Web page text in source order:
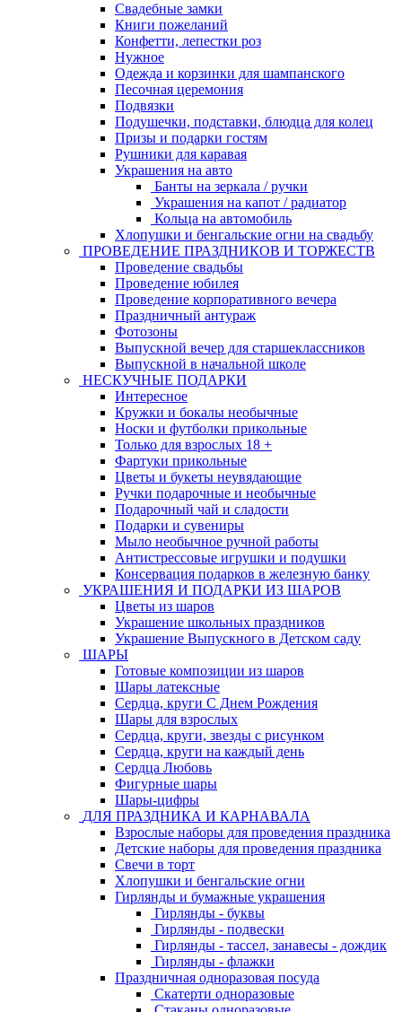
Свадебные замки
Книги пожеланий
Конфетти, лепестки роз
Нужное
Одежда и корзинки для шампанского
Песочная церемония
Подвязки
Подушечки, подставки, блюдца для колец
Призы и подарки гостям
Рушники для каравая
Украшения на авто
Банты на зеркала / ручки
Украшения на капот / радиатор
Кольца на автомобиль
Хлопушки и бенгальские огни на свадьбу
ПРОВЕДЕНИЕ ПРАЗДНИКОВ И ТОРЖЕСТВ
Проведение свадьбы
Проведение юбилея
Проведение корпоративного вечера
Праздничный антураж
Фотозоны
Выпускной вечер для старшеклассников
Выпускной в начальной школе
НЕСКУЧНЫЕ ПОДАРКИ
Интересное
Кружки и бокалы необычные
Носки и футболки прикольные
Только для взрослых 18 +
Фартуки прикольные
Цветы и букеты неувядающие
Ручки подарочные и необычные
Подарочный чай и сладости
Подарки и сувениры
Мыло необычное ручной работы
Антистрессовые игрушки и подушки
Консервация подарков в железную банку
УКРАШЕНИЯ И ПОДАРКИ ИЗ ШАРОВ
Цветы из шаров
Украшение школьных праздников
Украшение Выпускного в Детском саду
ШАРЫ
Готовые композиции из шаров
Шары латексные
Сердца, круги С Днем Рождения
Шары для взрослых
Сердца, круги, звезды с рисунком
Сердца, круги на каждый день
Сердца Любовь
Фигурные шары
Шары-цифры
ДЛЯ ПРАЗДНИКА И КАРНАВАЛА
Взрослые наборы для проведения праздника
Детские наборы для проведения праздника
Свечи в торт
Хлопушки и бенгальские огни
Гирлянды и бумажные украшения
Гирлянды - буквы
Гирлянды - подвески
Гирлянды - тассел, занавесы - дождик
Гирлянды - флажки
Праздничная одноразовая посуда
Скатерти одноразовые